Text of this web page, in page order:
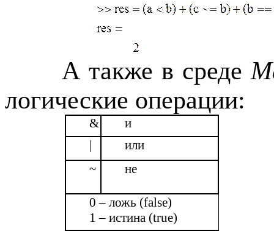
А также в среде
логические операции:
&
и
|
или
~
не
0 – ложь (false)
1 – истина (true)